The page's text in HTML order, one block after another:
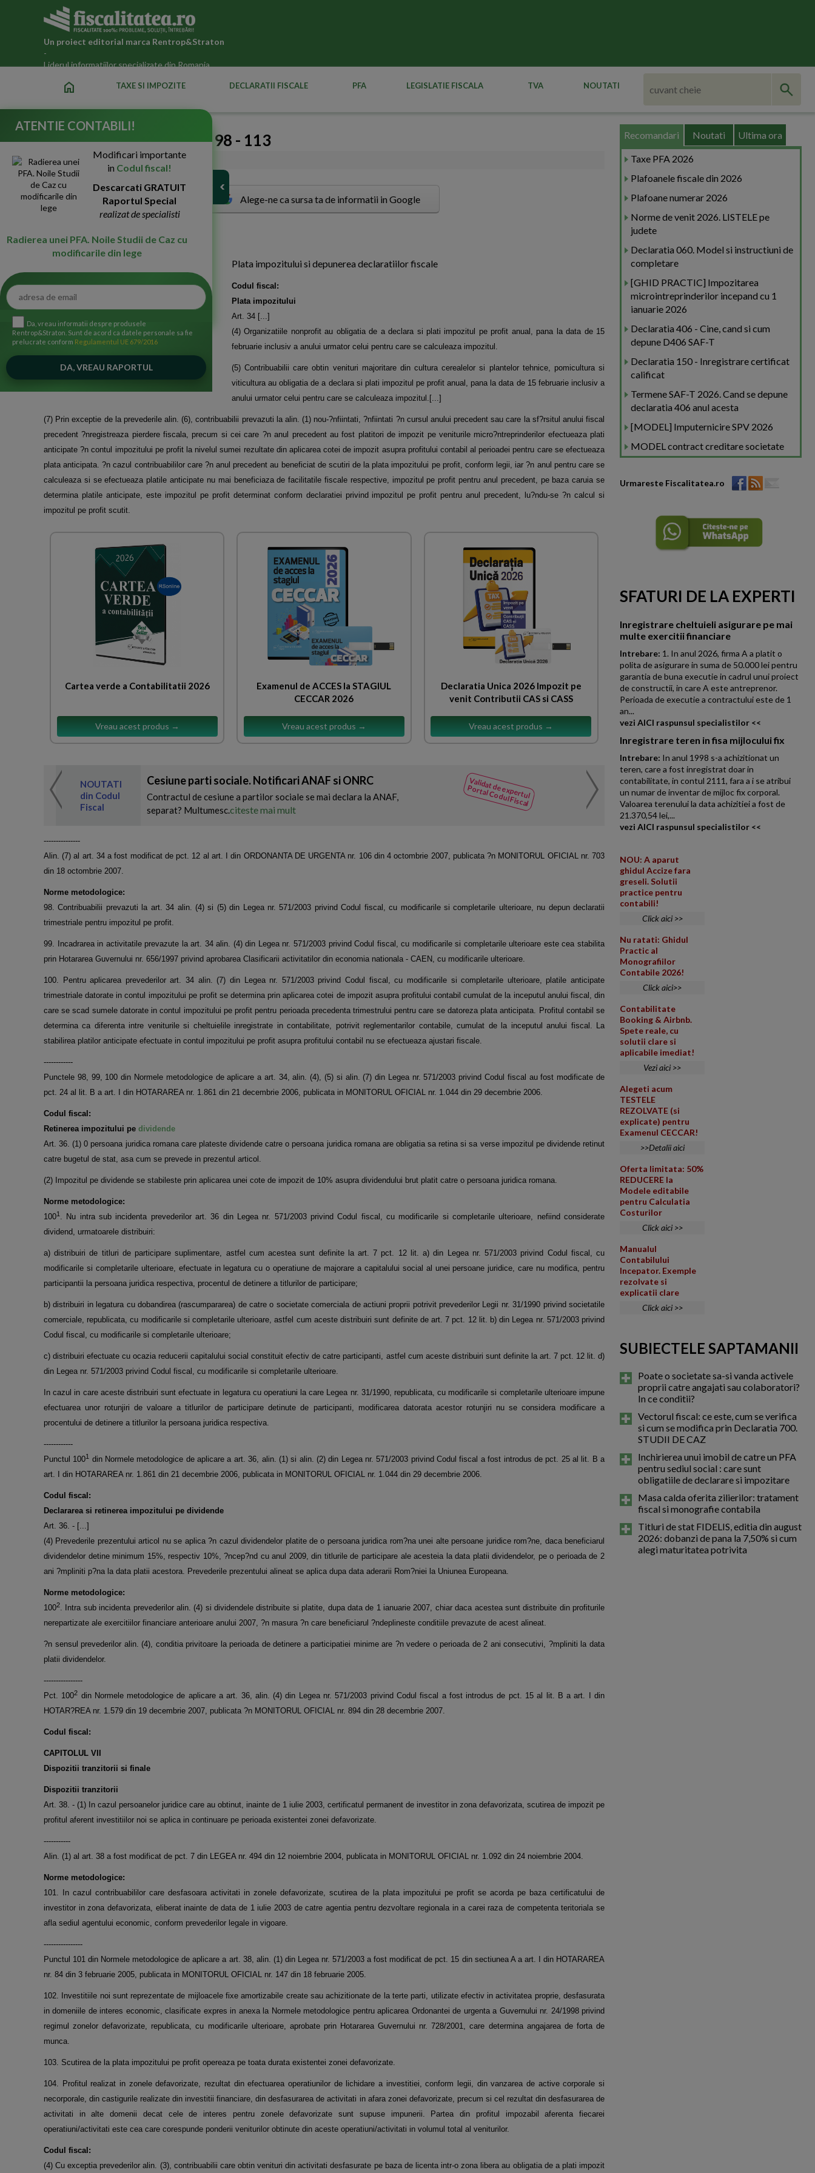
Un proiect editorial marca Rentrop&Straton
-
Liderul informatiilor specializate din Romania
home TAXE SI IMPOZITE DECLARATII FISCALE PFA LEGISLATIE FISCALA TVA NOUTATI
Titlul II, Capitolul V pct. 98 - 113
01-Dec-2008 6379
Alege-ne ca sursa ta de informatii in Google
Plata impozitului si depunerea declaratiilor fiscale
Codul fiscal:
Plata impozitului
Art. 34 [...]
(4) Organizatiile nonprofit au obligatia de a declara si plati impozitul pe profit anual, pana la data de 15
februarie inclusiv a anului urmator celui pentru care se calculeaza impozitul.
(5) Contribuabilii care obtin venituri majoritare din cultura cerealelor si plantelor tehnice, pomicultura si
viticultura au obligatia de a declara si plati impozitul pe profit anual, pana la data de 15 februarie inclusiv a
anului urmator celui pentru care se calculeaza impozitul.[...]
(7) Prin exceptie de la prevederile alin. (6), contribuabilii prevazuti la alin. (1) nou-?nfiintati, ?nfiintati ?n cursul anului precedent sau care la sf?rsitul anului fiscal
precedent ?nregistreaza pierdere fiscala, precum si cei care ?n anul precedent au fost platitori de impozit pe veniturile micro?ntreprinderilor efectueaza plati
anticipate ?n contul impozitului pe profit la nivelul sumei rezultate din aplicarea cotei de impozit asupra profitului contabil al perioadei pentru care se efectueaza
plata anticipata. ?n cazul contribuabililor care ?n anul precedent au beneficiat de scutiri de la plata impozitului pe profit, conform legii, iar ?n anul pentru care se
calculeaza si se efectueaza platile anticipate nu mai beneficiaza de facilitatile fiscale respective, impozitul pe profit pentru anul precedent, pe baza caruia se
determina platile anticipate, este impozitul pe profit determinat conform declaratiei privind impozitul pe profit pentru anul precedent, lu?ndu-se ?n calcul si
impozitul pe profit scutit.
Cartea verde a Contabilitatii 2026
Vreau acest produs →
Examenul de ACCES la STAGIUL
CECCAR 2026
Vreau acest produs →
Declaratia Unica 2026 Impozit pe
venit Contributii CAS si CASS
Vreau acest produs →
NOUTATI
din Codul
Fiscal
Validat de expertul
Portal Codul Fiscal
Cesiune parti sociale. Notificari ANAF si ONRC
Contractul de cesiune a partilor sociale se mai declara la ANAF,
separat? Multumesc.citeste mai mult
NOUTATI
din Codul
Fiscal
Compensarea sumelor
O companie face obiectul
inspectie care a stabilit
---------------
Alin. (7) al art. 34 a fost modificat de pct. 12 al art. I din ORDONANTA DE URGENTA nr. 106 din 4 octombrie 2007, publicata ?n MONITORUL OFICIAL nr. 703
din 18 octombrie 2007.
Norme metodologice:
98. Contribuabilii prevazuti la art. 34 alin. (4) si (5) din Legea nr. 571/2003 privind Codul fiscal, cu modificarile si completarile ulterioare, nu depun declaratii
trimestriale pentru impozitul pe profit.
99. Incadrarea in activitatile prevazute la art. 34 alin. (4) din Legea nr. 571/2003 privind Codul fiscal, cu modificarile si completarile ulterioare este cea stabilita
prin Hotararea Guvernului nr. 656/1997 privind aprobarea Clasificarii activitatilor din economia nationala - CAEN, cu modificarile ulterioare.
100. Pentru aplicarea prevederilor art. 34 alin. (7) din Legea nr. 571/2003 privind Codul fiscal, cu modificarile si completarile ulterioare, platile anticipate
trimestriale datorate in contul impozitului pe profit se determina prin aplicarea cotei de impozit asupra profitului contabil cumulat de la inceputul anului fiscal, din
care se scad sumele datorate in contul impozitului pe profit pentru perioada precedenta trimestrului pentru care se datoreza plata anticipata. Profitul contabil se
determina ca diferenta intre veniturile si cheltuielile inregistrate in contabilitate, potrivit reglementarilor contabile, cumulat de la inceputul anului fiscal. La
stabilirea platilor anticipate efectuate in contul impozitului pe profit asupra profitului contabil nu se efectueaza ajustari fiscale.
------------
Punctele 98, 99, 100 din Normele metodologice de aplicare a art. 34, alin. (4), (5) si alin. (7) din Legea nr. 571/2003 privind Codul fiscal au fost modificate de
pct. 24 al lit. B a art. I din HOTARAREA nr. 1.861 din 21 decembrie 2006, publicata in MONITORUL OFICIAL nr. 1.044 din 29 decembrie 2006.
Codul fiscal:
Retinerea impozitului pe dividende
Art. 36. (1) 0 persoana juridica romana care plateste dividende catre o persoana juridica romana are obligatia sa retina si sa verse impozitul pe dividende retinut
catre bugetul de stat, asa cum se prevede in prezentul articol.
(2) Impozitul pe dividende se stabileste prin aplicarea unei cote de impozit de 10% asupra dividendului brut platit catre o persoana juridica romana.
Norme metodologice:
1001 . Nu intra sub incidenta prevederilor art. 36 din Legea nr. 571/2003 privind Codul fiscal, cu modificarile si completarile ulterioare, nefiind considerate
dividend, urmatoarele distribuiri:
a) distribuiri de titluri de participare suplimentare, astfel cum acestea sunt definite la art. 7 pct. 12 lit. a) din Legea nr. 571/2003 privind Codul fiscal, cu
modificarile si completarile ulterioare, efectuate in legatura cu o operatiune de majorare a capitalului social al unei persoane juridice, care nu modifica, pentru
participantii la persoana juridica respectiva, procentul de detinere a titlurilor de participare;
b) distribuiri in legatura cu dobandirea (rascumpararea) de catre o societate comerciala de actiuni proprii potrivit prevederilor Legii nr. 31/1990 privind societatile
comerciale, republicata, cu modificarile si completarile ulterioare, astfel cum aceste distribuiri sunt definite de art. 7 pct. 12 lit. b) din Legea nr. 571/2003 privind
Codul fiscal, cu modificarile si completarile ulterioare;
c) distribuiri efectuate cu ocazia reducerii capitalului social constituit efectiv de catre participanti, astfel cum aceste distribuiri sunt definite la art. 7 pct. 12 lit. d)
din Legea nr. 571/2003 privind Codul fiscal, cu modificarile si completarile ulterioare.
In cazul in care aceste distribuiri sunt efectuate in legatura cu operatiuni la care Legea nr. 31/1990, republicata, cu modificarile si completarile ulterioare impune
efectuarea unor rotunjiri de valoare a titlurilor de participare detinute de participanti, modificarea datorata acestor rotunjiri nu se considera modificare a
procentului de detinere a titlurilor la persoana juridica respectiva.
------------
Punctul 1001 din Normele metodologice de aplicare a art. 36, alin. (1) si alin. (2) din Legea nr. 571/2003 privind Codul fiscal a fost introdus de pct. 25 al lit. B a
art. I din HOTARAREA nr. 1.861 din 21 decembrie 2006, publicata in MONITORUL OFICIAL nr. 1.044 din 29 decembrie 2006.
Codul fiscal:
Declararea si retinerea impozitului pe dividende
Art. 36. - [...]
(4) Prevederile prezentului articol nu se aplica ?n cazul dividendelor platite de o persoana juridica rom?na unei alte persoane juridice rom?ne, daca beneficiarul
dividendelor detine minimum 15%, respectiv 10%, ?ncep?nd cu anul 2009, din titlurile de participare ale acesteia la data platii dividendelor, pe o perioada de 2
ani ?mpliniti p?na la data platii acestora. Prevederile prezentului alineat se aplica dupa data aderarii Rom?niei la Uniunea Europeana.
Norme metodologice:
1002. Intra sub incidenta prevederilor alin. (4) si dividendele distribuite si platite, dupa data de 1 ianuarie 2007, chiar daca acestea sunt distribuite din profiturile
nerepartizate ale exercitiilor financiare anterioare anului 2007, ?n masura ?n care beneficiarul ?ndeplineste conditiile prevazute de acest alineat.
?n sensul prevederilor alin. (4), conditia privitoare la perioada de detinere a participatiei minime are ?n vedere o perioada de 2 ani consecutivi, ?mpliniti la data
platii dividendelor.
----------------
Pct. 1002 din Normele metodologice de aplicare a art. 36, alin. (4) din Legea nr. 571/2003 privind Codul fiscal a fost introdus de pct. 15 al lit. B a art. I din
HOTAR?REA nr. 1.579 din 19 decembrie 2007, publicata ?n MONITORUL OFICIAL nr. 894 din 28 decembrie 2007.
Codul fiscal:
CAPITOLUL VII
Dispozitii tranzitorii si finale
Dispozitii tranzitorii
Art. 38. - (1) In cazul persoanelor juridice care au obtinut, inainte de 1 iulie 2003, certificatul permanent de investitor in zona defavorizata, scutirea de impozit pe
profitul aferent investitiilor noi se aplica in continuare pe perioada existentei zonei defavorizate.
-----------
Alin. (1) al art. 38 a fost modificat de pct. 7 din LEGEA nr. 494 din 12 noiembrie 2004, publicata in MONITORUL OFICIAL nr. 1.092 din 24 noiembrie 2004.
Norme metodologice:
101. In cazul contribuabililor care desfasoara activitati in zonele defavorizate, scutirea de la plata impozitului pe profit se acorda pe baza certificatului de
investitor in zona defavorizata, eliberat inainte de data de 1 iulie 2003 de catre agentia pentru dezvoltare regionala in a carei raza de competenta teritoriala se
afla sediul agentului economic, conform prevederilor legale in vigoare.
----------------
Punctul 101 din Normele metodologice de aplicare a art. 38, alin. (1) din Legea nr. 571/2003 a fost modificat de pct. 15 din sectiunea A a art. I din HOTARAREA
nr. 84 din 3 februarie 2005, publicata in MONITORUL OFICIAL nr. 147 din 18 februarie 2005.
102. Investitiile noi sunt reprezentate de mijloacele fixe amortizabile create sau achizitionate de la terte parti, utilizate efectiv in activitatea proprie, desfasurata
in domeniile de interes economic, clasificate expres in anexa la Normele metodologice pentru aplicarea Ordonantei de urgenta a Guvernului nr. 24/1998 privind
regimul zonelor defavorizate, republicata, cu modificarile ulterioare, aprobate prin Hotararea Guvernului nr. 728/2001, care determina angajarea de forta de
munca.
103. Scutirea de la plata impozitului pe profit opereaza pe toata durata existentei zonei defavorizate.
104. Profitul realizat in zonele defavorizate, rezultat din efectuarea operatiunilor de lichidare a investitiei, conform legii, din vanzarea de active corporale si
necorporale, din castigurile realizate din investitii financiare, din desfasurarea de activitati in afara zonei defavorizate, precum si cel rezultat din desfasurarea de
activitati in alte domenii decat cele de interes pentru zonele defavorizate sunt supuse impunerii. Partea din profitul impozabil aferenta fiecarei
operatiuni/activitati este cea care corespunde ponderii veniturilor obtinute din aceste operatiuni/activitati in volumul total al veniturilor.
Codul fiscal:
(4) Cu exceptia prevederilor alin. (3), contribuabilii care obtin venituri din activitati desfasurate pe baza de licenta intr-o zona libera au obligatia de a plati impozit
Recomandari Noutati Ultima ora
Taxe PFA 2026
Plafoanele fiscale din 2026
Plafoane numerar 2026
Norme de venit 2026. LISTELE pe
judete
Declaratia 060. Model si instructiuni de
completare
[GHID PRACTIC] Impozitarea
microintreprinderilor incepand cu 1
ianuarie 2026
Declaratia 406 - Cine, cand si cum
depune D406 SAF-T
Declaratia 150 - Inregistrare certificat
calificat
Termene SAF-T 2026. Cand se depune
declaratia 406 anul acesta
[MODEL] Imputernicire SPV 2026
MODEL contract creditare societate
Urmareste Fiscalitatea.ro
SFATURI DE LA EXPERTI
Inregistrare cheltuieli asigurare pe mai
multe exercitii financiare
Intrebare: 1. In anul 2026, firma A a platit o
polita de asigurare in suma de 50.000 lei pentru
garantia de buna executie in cadrul unui proiect
de constructii, in care A este antreprenor.
Perioada de executie a contractului este de 1
an...
vezi AICI raspunsul specialistilor <<
Inregistrare teren in fisa mijlocului fix
Intrebare: In anul 1998 s-a achizitionat un
teren, care a fost inregistrat doar in
contabilitate, in contul 2111, fara a i se atribui
un numar de inventar de mijloc fix corporal.
Valoarea terenului la data achizitiei a fost de
21.370,54 lei,...
vezi AICI raspunsul specialistilor <<
NOU: A aparut
ghidul Accize fara
greseli. Solutii
practice pentru
contabili!
Click aici >>
Nu ratati: Ghidul
Practic al
Monografiilor
Contabile 2026!
Click aici>>
Contabilitate
Booking & Airbnb.
Spete reale, cu
solutii clare si
aplicabile imediat!
Vezi aici >>
Alegeti acum
TESTELE
REZOLVATE (si
explicate) pentru
Examenul CECCAR!
>>Detalii aici
Oferta limitata: 50%
REDUCERE la
Modele editabile
pentru Calculatia
Costurilor
Click aici >>
Manualul
Contabilului
Incepator. Exemple
rezolvate si
explicatii clare
Click aici >>
SUBIECTELE SAPTAMANII
Poate o societate sa-si vanda activele
proprii catre angajati sau colaboratori?
In ce conditii?
Vectorul fiscal: ce este, cum se verifica
si cum se modifica prin Declaratia 700.
STUDII DE CAZ
Inchirierea unui imobil de catre un PFA
pentru sediul social : care sunt
obligatiile de declarare si impozitare
Masa calda oferita zilierilor: tratament
fiscal si monografie contabila
Titluri de stat FIDELIS, editia din august
2026: dobanzi de pana la 7,50% si cum
alegi maturitatea potrivita
ATENTIE CONTABILI!
Modificari importante
in Codul fiscal!
Descarcati GRATUIT
Raportul Special
realizat de specialisti
Radierea unei PFA. Noile Studii de Caz cu
modificarile din lege
Da, vreau informatii despre produsele
Rentrop&Straton. Sunt de acord ca datele personale sa fie
prelucrate conform Regulamentul UE 679/2016